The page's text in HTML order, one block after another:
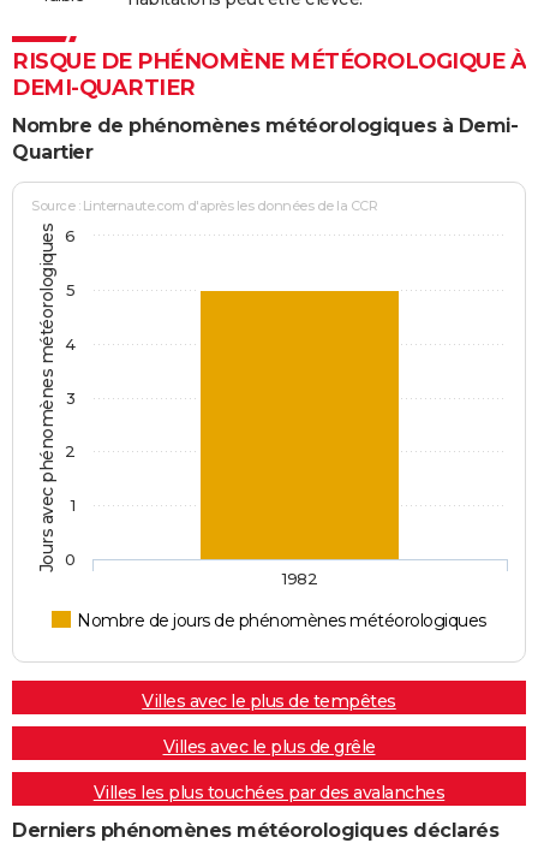
RISQUE DE PHÉNOMÈNE MÉTÉOROLOGIQUE À
DEMI-QUARTIER
Nombre de phénomènes météorologiques à Demi-
Quartier
Jours avec phénomènes météorologiques
Source : Linternaute.com d'après les données de la CCR
Nombre de jours de phénomènes météorologiques
1982
0
1
2
3
4
5
6
Villes avec le plus de tempêtes
Villes avec le plus de grêle
Villes les plus touchées par des avalanches
Derniers phénomènes météorologiques déclarés